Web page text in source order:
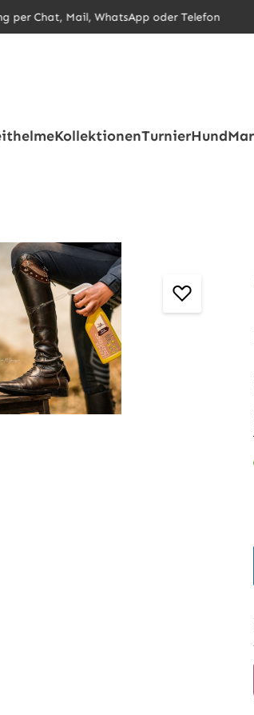
per Chat, Mail, WhatsApp oder Telefon
KollektionenTurnierHund